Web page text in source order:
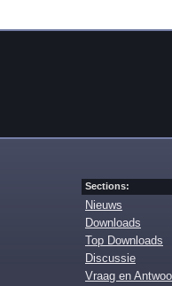
Sections:
Nieuws
Downloads
Top Downloads
Discussie
Vraag en